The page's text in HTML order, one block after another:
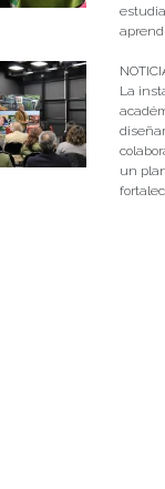
La
un